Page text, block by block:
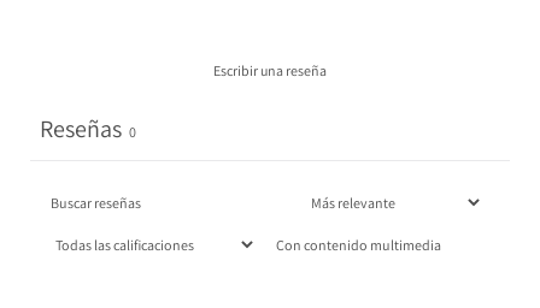
Escribir una reseña
Reseñas 0
Con contenido multimedia